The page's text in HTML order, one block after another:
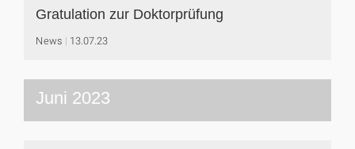
Gratulation zur Doktorprüfung
News 13.07.23
Juni 2023